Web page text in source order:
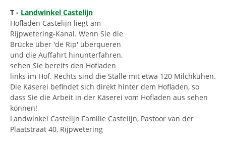
T - Landwinkel Castelijn
Hofladen Castelijn liegt am
Rijpwetering-Kanal. Wenn Sie die
Brücke über 'de Rip' überqueren
und die Auffahrt hinunterfahren,
sehen Sie bereits den Hofladen
links im Hof. Rechts sind die Ställe mit etwa 120 Milchkühen.
Die Käserei befindet sich direkt hinter dem Hofladen, so
dass Sie die Arbeit in der Käserei vom Hofladen aus sehen
können!
Landwinkel Castelijn Familie Castelijn, Pastoor van der
Plaatstraat 40, Rijpwetering